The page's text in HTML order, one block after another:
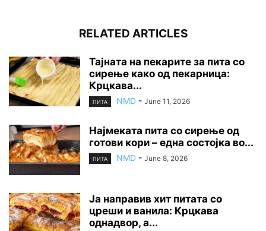
RELATED ARTICLES
Тајната на пекарите за пита со
сирење како од пекарница:
Крцкава...
ПИТА NMD - June 11, 2026
Најмеката пита со сирење од
готови кори – една состојка во...
ПИТА NMD - June 8, 2026
Ја направив хит питата со
цреши и ванила: Крцкава
однадвор, а...